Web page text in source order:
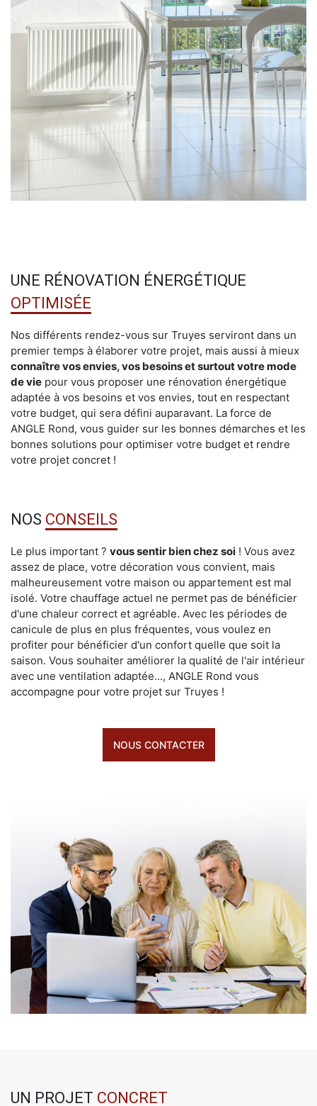
UNE RÉNOVATION ÉNERGÉTIQUE
OPTIMISÉE
Nos différents rendez-vous sur Truyes serviront dans un
premier temps à élaborer votre projet, mais aussi à mieux
connaître vos envies, vos besoins et surtout votre mode
de vie pour vous proposer une rénovation énergétique
adaptée à vos besoins et vos envies, tout en respectant
votre budget, qui sera défini auparavant. La force de
ANGLE Rond, vous guider sur les bonnes démarches et les
bonnes solutions pour optimiser votre budget et rendre
votre projet concret !
NOS CONSEILS
Le plus important ? vous sentir bien chez soi ! Vous avez
assez de place, votre décoration vous convient, mais
malheureusement votre maison ou appartement est mal
isolé. Votre chauffage actuel ne permet pas de bénéficier
d'une chaleur correct et agréable. Avec les périodes de
canicule de plus en plus fréquentes, vous voulez en
profiter pour bénéficier d'un confort quelle que soit la
saison. Vous souhaiter améliorer la qualité de l'air intérieur
avec une ventilation adaptée..., ANGLE Rond vous
accompagne pour votre projet sur Truyes !
NOUS CONTACTER
UN PROJET CONCRET